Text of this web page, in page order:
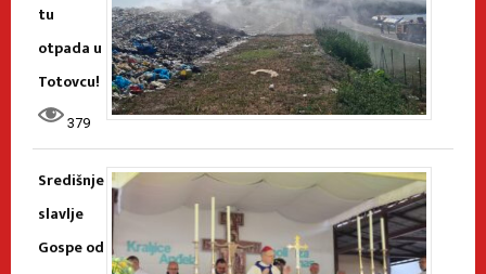
tu
otpada u
Totovcu!
379
Središnje
slavlje
Gospe od